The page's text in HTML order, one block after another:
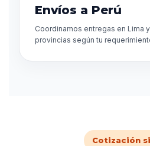
Envíos a Perú
Coordinamos entregas en Lima
provincias según tu
Cotización